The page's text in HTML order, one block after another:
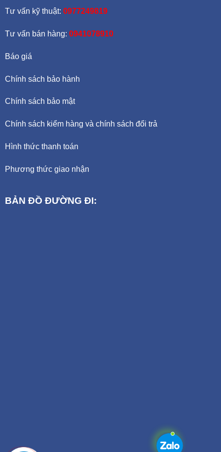
Tư vấn kỹ thuật: 0977249819
Tư vấn bán hàng: 0941078910
Báo giá
Chính sách bảo hành
Chính sách bảo mật
Chính sách kiểm hàng và chính sách đổi trả
Hình thức thanh toán
Phương thức giao nhận
BẢN ĐỒ ĐƯỜNG ĐI: